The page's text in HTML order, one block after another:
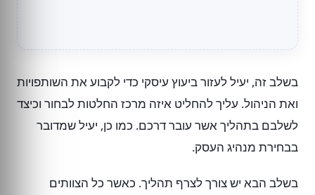
בשלב זה, יעיל לעזור ביעוץ עיסקי כדי לקבוע את השותפויות
ואת הניהול. עליך להחליט איזה מרכז החלטות לבחור וכיצד
לשלבם בתהליך אשר עובר דרכם. כמו כן, יעיל שמדובר
בבחירת מנהיג העסק.
בשלב הבא יש צורך לצרף תהליך. כאשר כל הצוותים